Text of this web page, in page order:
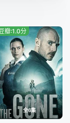
全6集
瓣:1.0分